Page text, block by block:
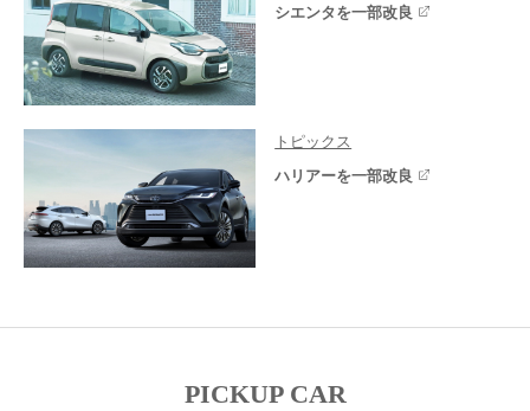
シエンタを一部改良
トピックス
ハリアーを一部改良
PICKUP CAR